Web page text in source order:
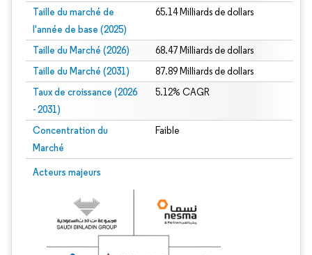
Taille du marché de
l'année de base (2025)
65.14 Milliards de dollars
Taille du Marché (2026) 68.47 Milliards de dollars
Taille du Marché (2031) 87.89 Milliards de dollars
Taux de croissance (2026
- 2031)
5.12% CAGR
Concentration du
Marché
Faible
Acteurs majeurs
Image © Mordor Intelligence. La réutilisation nécessite une attribution sous CC